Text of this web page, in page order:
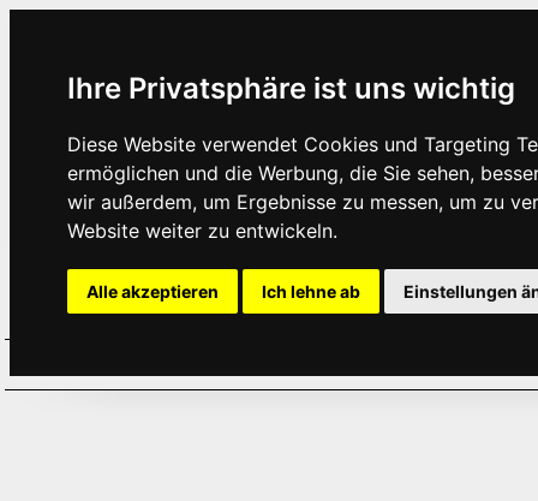
Ihre Privatsphäre ist uns wichtig
Diese Website verwendet Cookies und Targeting
ermöglichen und die Werbung, die Sie sehen,
wir außerdem, um Ergebnisse zu messen, um zu
Website weiter zu entwickeln.
Alle akzeptieren Ich lehne ab Einstellungen